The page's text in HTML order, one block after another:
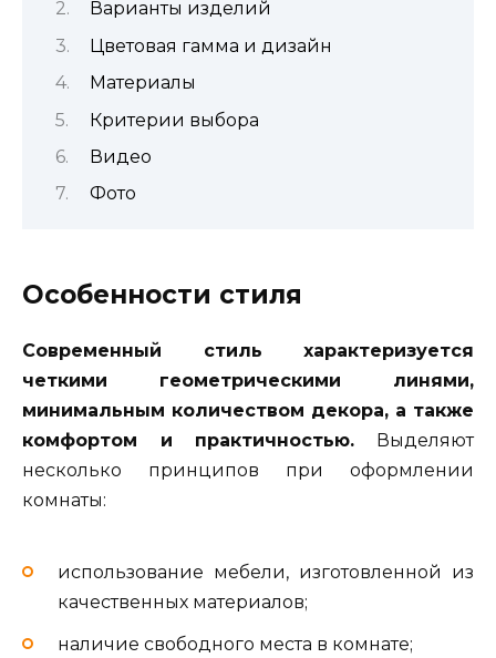
Варианты изделий
Цветовая гамма и дизайн
Материалы
Критерии выбора
Видео
Фото
Особенности стиля
Современный стиль характеризуется
четкими геометрическими линями,
минимальным количеством декора, а также
комфортом и практичностью. Выделяют
несколько принципов при оформлении
комнаты:
использование мебели, изготовленной из
качественных материалов;
наличие свободного места в комнате;